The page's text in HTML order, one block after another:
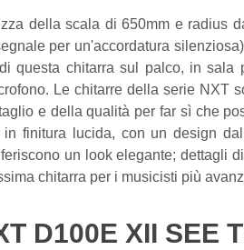
della scala di 650mm e radius
per un'accordatura
questa chitarra sul palco, in
Le chitarre della serie NXT
e della qualità per far sì che
finitura lucida, con un design
un look elegante; dettagli
chitarra per i musicisti più
D100E XII SEE